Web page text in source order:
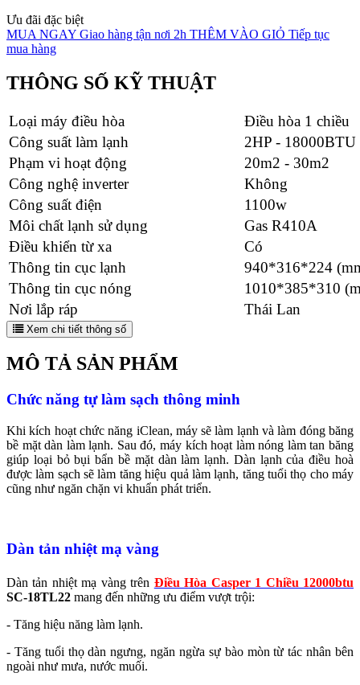
Ưu đãi đặc biệt
MUA NGAY Giao hàng tận nơi 2h THÊM VÀO GIỎ Tiếp tục
mua hàng
THÔNG SỐ KỸ THUẬT
Loại máy điều hòa
Điều hòa 1 chiều
Công suất làm lạnh
2HP - 18000BTU
Phạm vi hoạt động
20m2 - 30m2
Công nghệ inverter
Không
Công suất điện
1100w
Môi chất lạnh sử dụng
Gas R410A
Điều khiển từ xa
Có
Thông tin cục lạnh
940*316*224
Thông tin cục nóng
1010*385*310
Nơi lắp ráp
Thái Lan
Xem chi tiết thông số
MÔ TẢ SẢN PHẨM
Chức năng tự làm sạch thông minh
Khi kích hoạt chức năng iClean, máy sẽ làm lạnh và làm đóng băng
bề mặt dàn làm lạnh. Sau đó, máy kích hoạt làm nóng làm tan băng
giúp loại bỏ bụi bẩn bề mặt dàn làm lạnh. Dàn lạnh của điều hoà
được làm sạch sẽ làm tăng hiệu quả làm lạnh, tăng tuổi thọ cho máy
cũng như ngăn chặn vi khuẩn phát triển.
Dàn tản nhiệt mạ vàng
Dàn tản nhiệt mạ vàng trên Điều Hòa Casper 1 Chiều 12000btu
SC-18TL22 mang đến những ưu điểm vượt trội:
- Tăng hiệu năng làm lạnh.
- Tăng tuổi thọ dàn ngưng, ngăn ngừa sự bào mòn từ tác nhân bên
ngoài như mưa, nước muối.